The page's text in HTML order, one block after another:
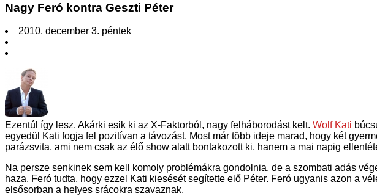
Nagy Feró kontra Geszti Péter
2010. december 3. péntek
Ezentúl így lesz. Akárki esik ki az X-Faktorból, nagy felháborodást kelt. Wolf Kati
egyedül Kati fogja fel pozitívan a távozást. Most már több ideje marad, hogy két
parázsvita, ami nem csak az élő show alatt bontakozott ki, hanem a mai napig
Na persze senkinek sem kell komoly problémákra gondolnia, de a szombati adás
haza. Feró tudta, hogy ezzel Kati kiesését segítette elő Péter. Feró ugyanis azon a
elsősorban a helyes srácokra szavaznak.